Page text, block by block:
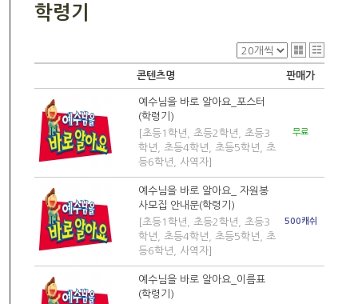
학령기
콘텐츠명 판매가
예수님을 바로 알아요_포스터
(학령기)
[초등1학년, 초등2학년, 초등3
학년, 초등4학년, 초등5학년, 초
등6학년, 사역자]
무료
예수님을 바로 알아요_ 자원봉
사모집 안내문(학령기)
[초등1학년, 초등2학년, 초등3
학년, 초등4학년, 초등5학년, 초
등6학년, 사역자]
500캐쉬
예수님을 바로 알아요_이름표
(학령기)